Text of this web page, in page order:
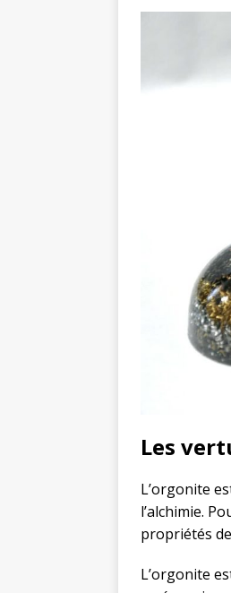
Les
L’orgonite
l’alchimie.
propriétés
L’orgonite